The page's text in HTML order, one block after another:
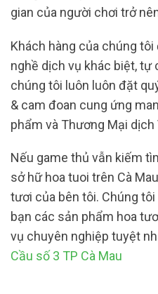
gian của người chơi trở
Khách hàng của chúng
nghề dịch vụ khác biệt, tự
chúng tôi luôn luôn đặt
& cam đoan cung ứng
phẩm và Thương Mại
Nếu game thủ vẫn kiếm
sở hữ hoa tuoi trên Cà
tươi của bên tôi. Chúng
bạn các sản phẩm hoa
vụ chuyên nghiệp tuyệt
Cầu số 3 TP Cà Mau